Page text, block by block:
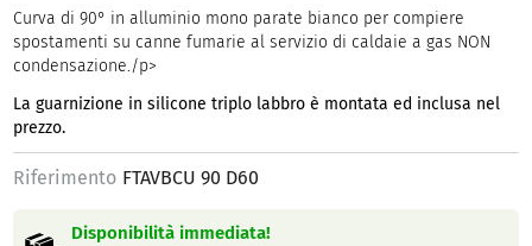
Curva di 90° in alluminio mono parate bianco per compiere
spostamenti su canne fumarie al servizio di caldaie a gas NON
condensazione./p>
La guarnizione in silicone triplo labbro è montata ed inclusa nel
prezzo.
Riferimento FTAVBCU 90 D60
Disponibilità immediata!